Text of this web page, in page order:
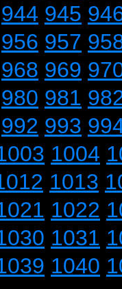
944 945
956 957
968 969
980 981
992 993
1004
1013
1022
1031
1040